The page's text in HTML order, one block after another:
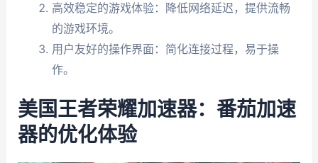
高效稳定的游戏体验：降低网络延迟，提供流畅
的游戏环境。
用户友好的操作界面：简化连接过程，易于操
作。
美国王者荣耀加速器：番茄加速
器的优化体验